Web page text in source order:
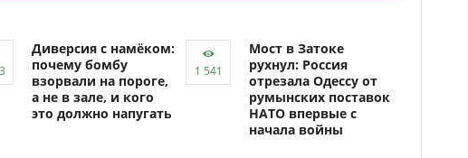
Диверсия с намёком:
почему бомбу
взорвали на пороге,
а не в зале, и кого
это должно напугать
Мост в Затоке
рухнул: Россия
отрезала Одессу от
румынских поставок
НАТО впервые с
начала войны